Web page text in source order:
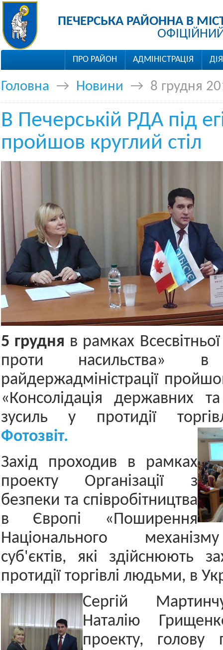
ПЕЧЕРСЬКА РАЙОННА В
ПРО РАЙОН АДМІНІСТРАЦІЯ
Головна → Новини → 8 грудня
В Печерській РДА під
пройшов круглий стіл
5 грудня в рамках
проти насильства» в
райдержадміністрації
«Консолідація державних
зусиль у протидії
Фотозвіт.
Захід проходив в рамках
проекту Організації з
безпеки та співробітництва
в Європі «Поширення
Національного
суб'єктів, які здійснюють
протидії торгівлі людьми, в
Сергій
Наталію
проекту, голову